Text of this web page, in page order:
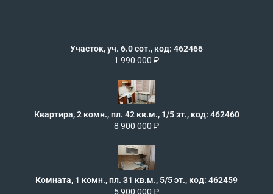
Участок, уч. 6.0 сот., код: 462466
1 990 000 ₽
Квартира, 2 комн., пл. 42 кв.м., 1/5 эт., код: 462460
8 900 000 ₽
Комната, 1 комн., пл. 31 кв.м., 5/5 эт., код: 462459
5 900 000 ₽